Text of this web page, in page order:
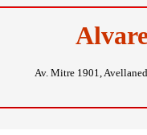
Av. Mitre 1901,